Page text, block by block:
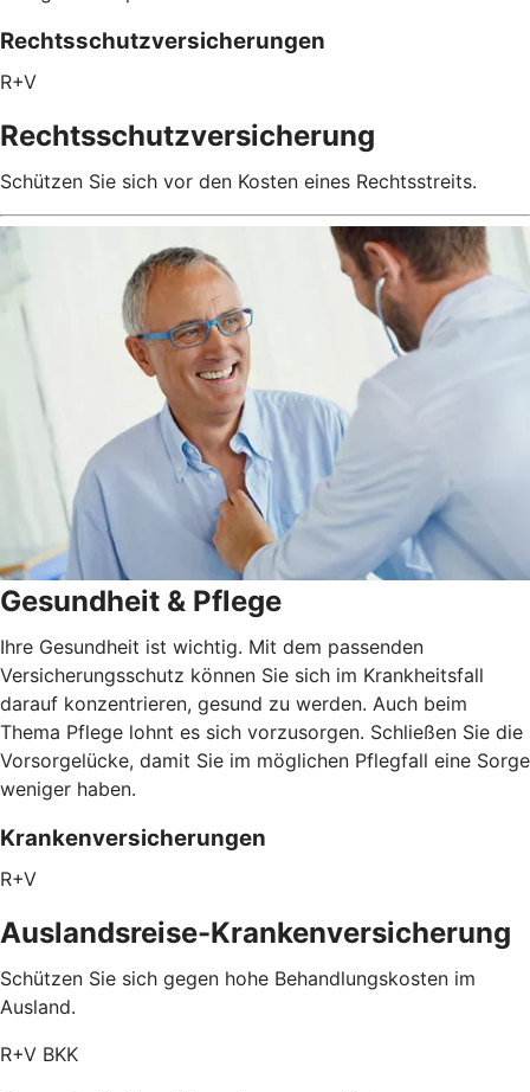
Rechtsschutzversicherungen
R+V
Rechtsschutzversicherung
Schützen Sie sich vor den Kosten eines Rechtsstreits.
Gesundheit & Pflege
Ihre Gesundheit ist wichtig. Mit dem passenden
Versicherungsschutz können Sie sich im Krankheitsfall
darauf konzentrieren, gesund zu werden. Auch beim
Thema Pflege lohnt es sich vorzusorgen. Schließen Sie die
Vorsorgelücke, damit Sie im möglichen Pflegfall eine Sorge
weniger haben.
Krankenversicherungen
R+V
Auslandsreise-Krankenversicherung
Schützen Sie sich gegen hohe Behandlungskosten im
Ausland.
R+V BKK